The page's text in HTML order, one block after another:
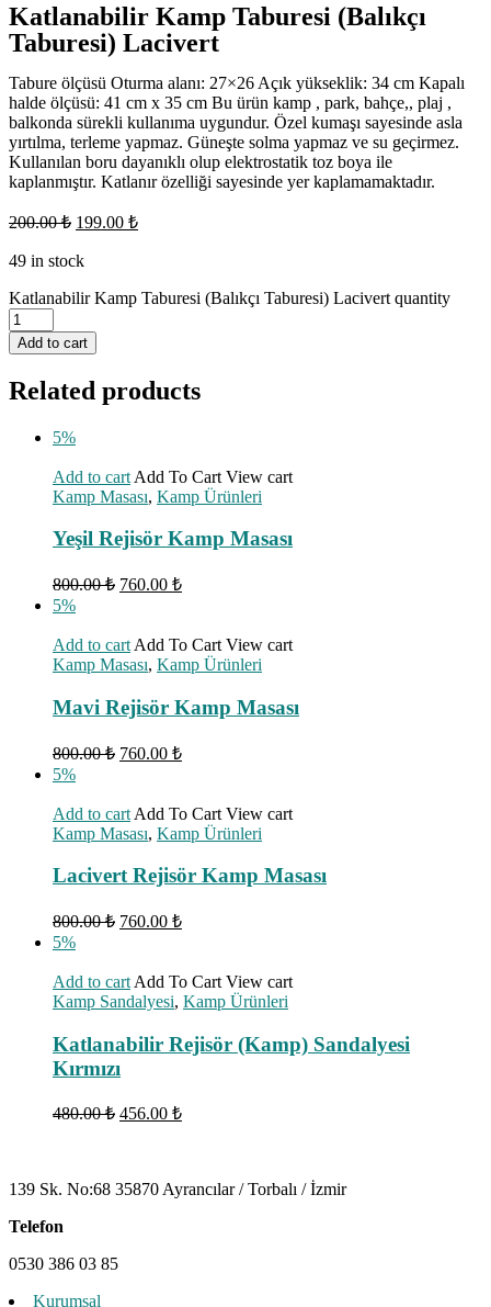
Katlanabilir Kamp Taburesi (Balıkçı
Taburesi) Lacivert
Tabure ölçüsü Oturma alanı: 27×26 Açık yükseklik: 34 cm Kapalı
halde ölçüsü: 41 cm x 35 cm Bu ürün kamp , park, bahçe,, plaj ,
balkonda sürekli kullanıma uygundur. Özel kumaşı sayesinde asla
yırtılma, terleme yapmaz. Güneşte solma yapmaz ve su geçirmez.
Kullanılan boru dayanıklı olup elektrostatik toz boya ile
kaplanmıştır. Katlanır özelliği sayesinde yer kaplamamaktadır.
200.00₺ 199.00 ₺
49 in stock
Katlanabilir Kamp Taburesi (Balıkçı Taburesi) Lacivert quantity
Add to cart
Related products
5%
Add to cart Add To Cart View cart
Kamp Masası, Kamp Ürünleri
Yeşil Rejisör Kamp Masası
800.00₺ 760.00 ₺
5%
Add to cart Add To Cart View cart
Kamp Masası, Kamp Ürünleri
Mavi Rejisör Kamp Masası
800.00₺ 760.00 ₺
5%
Add to cart Add To Cart View cart
Kamp Masası, Kamp Ürünleri
Lacivert Rejisör Kamp Masası
800.00₺ 760.00 ₺
5%
Add to cart Add To Cart View cart
Kamp Sandalyesi, Kamp Ürünleri
Katlanabilir Rejisör (Kamp) Sandalyesi
Kırmızı
480.00₺ 456.00 ₺
139 Sk. No:68 35870 Ayrancılar / Torbalı / İzmir
Telefon
0530 386 03 85
Kurumsal